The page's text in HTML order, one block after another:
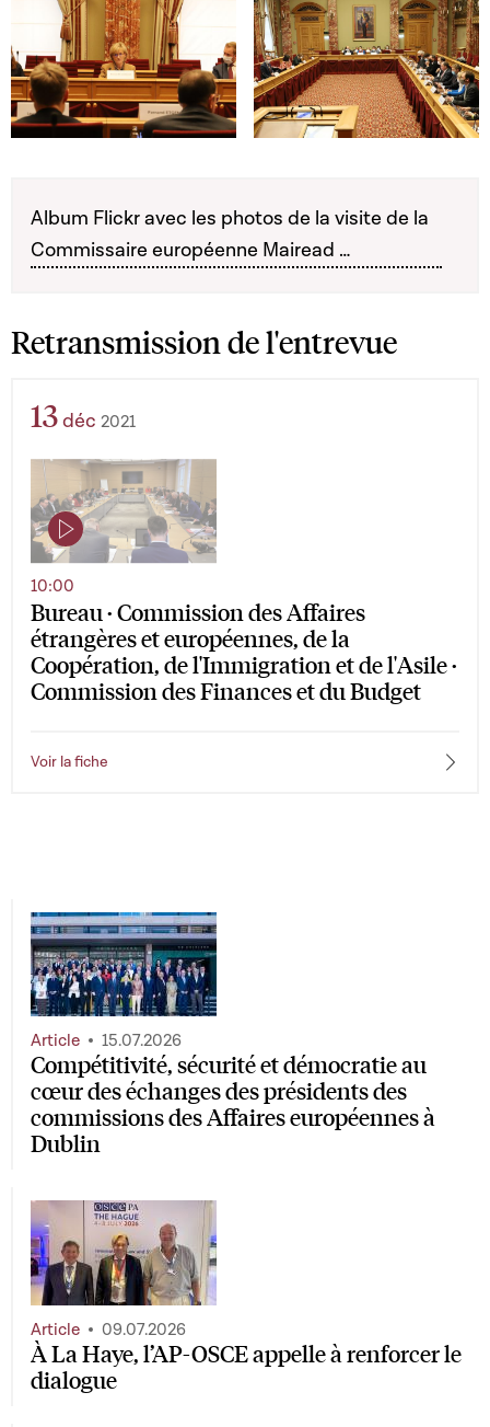
Open image in gallery Open image in gallery
Album Flickr avec les photos de la visite de la
Commissaire européenne Mairead …
Retransmission de l'entrevue
13déc 2021
Bureau · Commission des Affaires
étrangères et européennes, de la
Coopération, de l'Immigration et de l'Asile ·
Commission des Finances et du Budget
10:00
Voir la fiche
Compétitivité, sécurité et démocratie au
cœur des échanges des présidents des
commissions des Affaires européennes à
Dublin
Article 15.07.2026
À La Haye, l’AP-OSCE appelle à renforcer le
dialogue
Article 09.07.2026